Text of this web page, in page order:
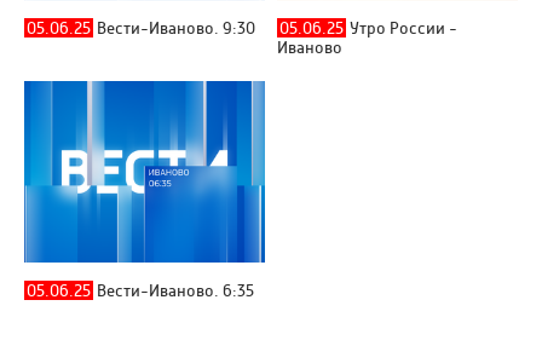
05.06.25 Вести-Иваново. 9:30 05.06.25 Утро России -
Иваново
05.06.25 Вести-Иваново. 6:35